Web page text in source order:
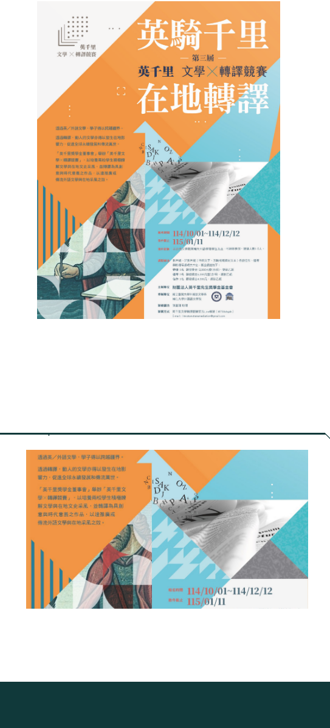
https://literaturetransmed.wixsite.com/transmediation3